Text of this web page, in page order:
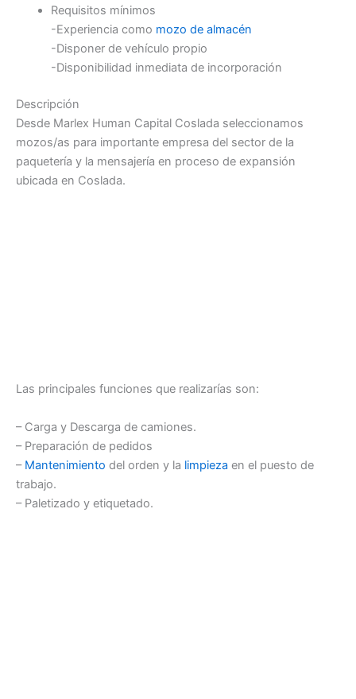
Requisitos mínimos
-Experiencia como mozo de almacén
-Disponer de vehículo propio
-Disponibilidad inmediata de incorporación
Descripción
Desde Marlex Human Capital Coslada seleccionamos
mozos/as para importante empresa del sector de la
paquetería y la mensajería en proceso de expansión
ubicada en Coslada.
Las principales funciones que realizarías son:
– Carga y Descarga de camiones.
– Preparación de pedidos
– Mantenimiento del orden y la limpieza en el puesto de
trabajo.
– Paletizado y etiquetado.